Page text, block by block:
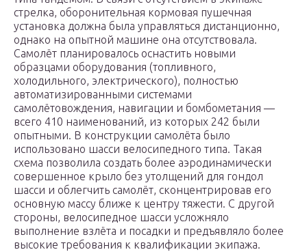
стрелка, оборонительная кормовая пушечная
установка должна была управляться дистанционно,
однако на опытной машине она отсутствовала.
Самолёт планировалось оснастить новыми
образцами оборудования (топливного,
холодильного, электрического), полностью
автоматизированными системами
самолётовождения, навигации и бомбометания —
всего 410 наименований, из которых 242 были
опытными. В конструкции самолёта было
использовано шасси велосипедного типа. Такая
схема позволила создать более аэродинамически
совершенное крыло без утолщений для гондол
шасси и облегчить самолёт, сконцентрировав его
основную массу ближе к центру тяжести. С другой
стороны, велосипедное шасси усложняло
выполнение взлёта и посадки и предъявляло более
высокие требования к квалификации экипажа.